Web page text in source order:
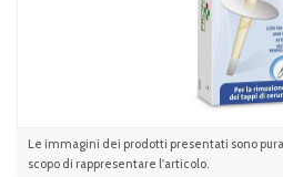
Le immagini dei prodotti presentati sono
scopo di rappresentare l'articolo.